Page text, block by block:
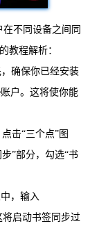
在不同设备之间同
教程解析：
，确保你已经安装
账户。这将使你能
击“三个点”图
”部分，勾选“书
，输入
将启动书签同步过